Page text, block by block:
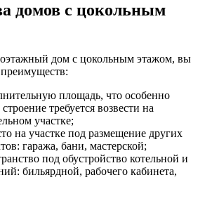
домов с цокольным
дом с цокольным этажом, вы
площадь, что особенно
требуется возвести на
участке;
на участке под размещение других
гаража, бани, мастерской;
под обустройство котельной и
бильярдной, рабочего кабинета,